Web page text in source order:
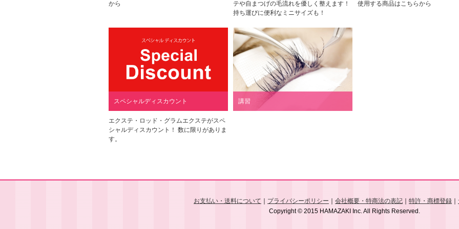
から
テや自まつげの毛流れを優しく整えます！
持ち運びに便利なミニサイズも！
使用する商品はこちらから
スペシャルディスカウント
エクステ・ロッド・グラムエクステがスペ
シャルディスカウント！ 数に限りがありま
す。
講習
お支払い・送料について プライバシーポリシー 会社概要・特商法の表記 特許・商標登録
Copyright © 2015 HAMAZAKI Inc. All Rights Reserved.